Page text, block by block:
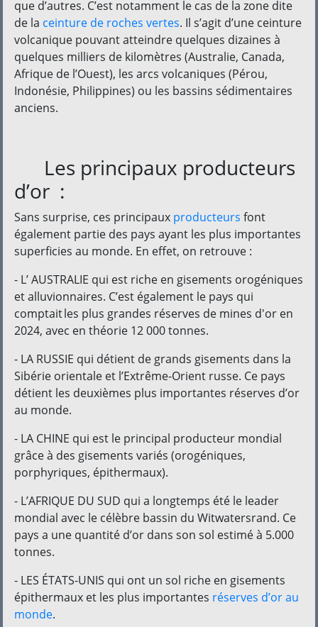
que d’autres. C’est notamment le cas de la zone dite
de la ceinture de roches vertes. Il s’agit d’une ceinture
volcanique pouvant atteindre quelques dizaines à
quelques milliers de kilomètres (Australie, Canada,
Afrique de l’Ouest), les arcs volcaniques (Pérou,
Indonésie, Philippines) ou les bassins sédimentaires
anciens.
Les principaux producteurs
d’or :
Sans surprise, ces principaux producteurs font
également partie des pays ayant les plus importantes
superficies au monde. En effet, on retrouve :
- L’ AUSTRALIE qui est riche en gisements orogéniques
et alluvionnaires. C’est également le pays qui
comptait les plus grandes réserves de mines d'or en
2024, avec en théorie 12 000 tonnes.
- LA RUSSIE qui détient de grands gisements dans la
Sibérie orientale et l’Extrême-Orient russe. Ce pays
détient les deuxièmes plus importantes réserves d’or
au monde.
- LA CHINE qui est le principal producteur mondial
grâce à des gisements variés (orogéniques,
porphyriques, épithermaux).
- L’AFRIQUE DU SUD qui a longtemps été le leader
mondial avec le célèbre bassin du Witwatersrand. Ce
pays a une quantité d’or dans son sol estimé à 5.000
tonnes.
- LES ÉTATS-UNIS qui ont un sol riche en gisements
épithermaux et les plus importantes réserves d’or au
monde.